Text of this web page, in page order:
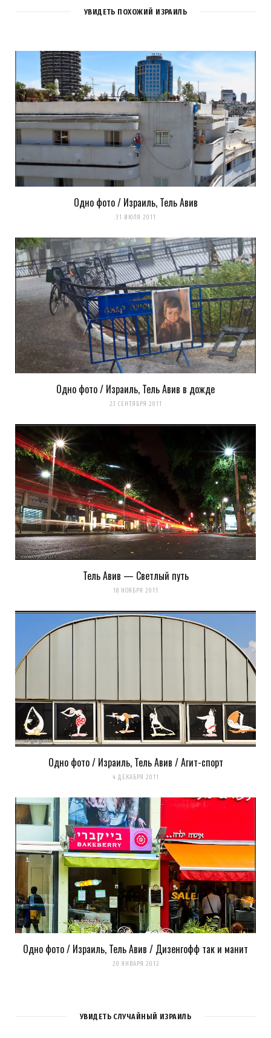
Сохранить моё имя, email и адрес сайта в этом браузере для
Уведомить меня о новых комментариях по email.
Уведомлять меня о новых записях почтой.
Оповещать о новых
комментариях. А можно простоподписаться на комментарии
УВИДЕТЬ ПОХОЖИЙ ИЗРАИЛЬ
Одно фото / Израиль, Тель Авив
31 ИЮЛЯ 2011
Одно фото / Израиль, Тель Авив в дожде
23 СЕНТЯБРЯ 2011
Тель Авив — Светлый путь
18 НОЯБРЯ 2011
Одно фото / Израиль, Тель Авив / Агит-спорт
4 ДЕКАБРЯ 2011
Одно фото / Израиль, Тель Авив / Дизенгофф так и манит
20 ЯНВАРЯ 2012
УВИДЕТЬ СЛУЧАЙНЫЙ ИЗРАИЛЬ